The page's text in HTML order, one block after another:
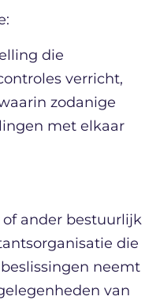
die
verricht,
zodanige
met elkaar
ander bestuurlijk
die
neemt
van